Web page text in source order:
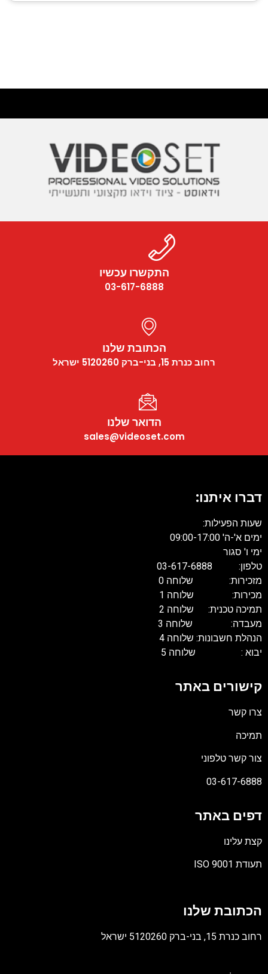
התקשרו עכשיו
03-617-6888
הכתובת שלנו
רחוב כנרת 15, בני-ברק 5120260 ישראל
הדואר שלנו
sales@videoset.com
דברו איתנו:
שעות הפעילות:
ימים א'-ה' 09:00-17:00
ימי ו' סגור
טלפון: 03-617-6888
מזכירות: שלוחה 0
מכירות: שלוחה 1
תמיכה טכנית: שלוחה 2
מעבדה: שלוחה 3
הנהלת חשבונות: שלוחה 4
יבוא : שלוחה 5
קישורים באתר
צרו קשר
תמיכה
צור קשר טלפוני
03-617-6888
דפים באתר
קצת עלינו
תעודת ISO 9001
PDF
הכתובת שלנו
רחוב כנרת 15, בני-ברק 5120260 ישראל